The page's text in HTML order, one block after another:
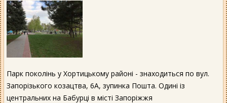
Парк поколінь у Хортицькому районі - знаходиться по вул.
Запорізького козацтва, 6А, зупинка Пошта. Одині із
центральних на Бабурці в місті Запоріжжя